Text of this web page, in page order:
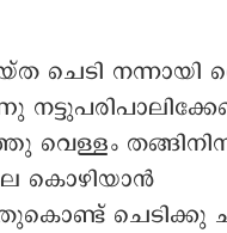
ചെടി നന്നായി
വെള്ളം
കൊഴിയാൻ
ചെടിക്കു